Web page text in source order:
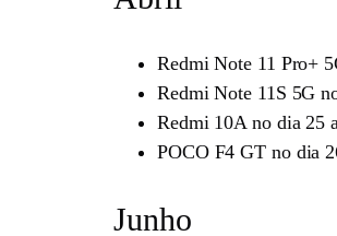
Redmi Note 11 Pro+
Redmi Note 11S 5G
Redmi 10A no dia 25
POCO F4 GT no dia
Junho